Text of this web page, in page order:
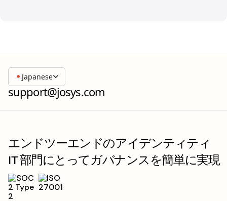
support@josys.com
Japanese
エンドツーエンドのアイデンティティ
IT 部門にとってガバナンスを簡単に実現